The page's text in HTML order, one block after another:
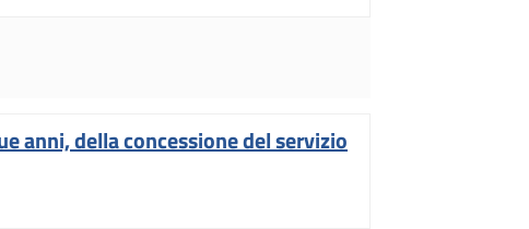
anni, della concessione del servizio